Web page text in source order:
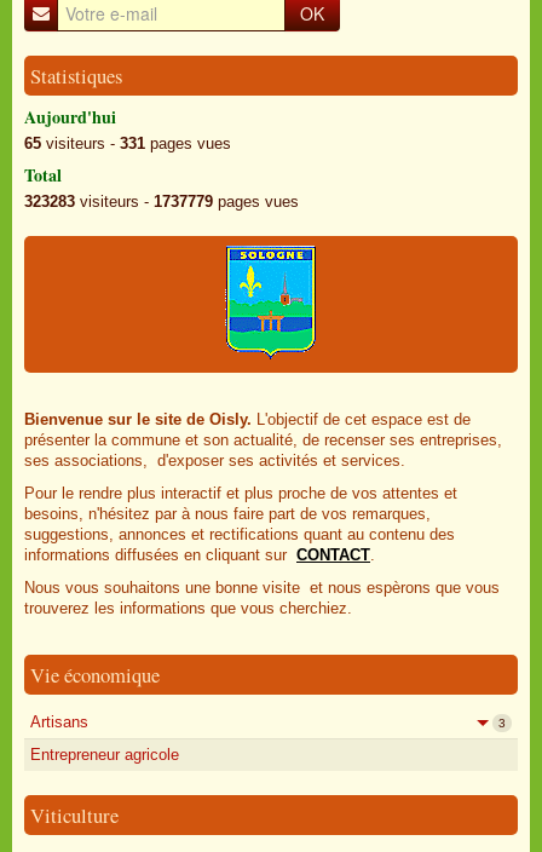
OK
Statistiques
Aujourd'hui
65 visiteurs - 331 pages vues
Total
323283 visiteurs - 1737779 pages vues
Bienvenue sur le site de Oisly. L'objectif de cet espace est de
présenter la commune et son actualité, de recenser ses entreprises,
ses associations, d'exposer ses activités et services.
Pour le rendre plus interactif et plus proche de vos attentes et
besoins, n'hésitez par à nous faire part de vos remarques,
suggestions, annonces et rectifications quant au contenu des
informations diffusées en cliquant sur CONTACT.
Nous vous souhaitons une bonne visite et nous espèrons que vous
trouverez les informations que vous cherchiez.
Vie économique
Artisans 3
Entrepreneur agricole
Viticulture